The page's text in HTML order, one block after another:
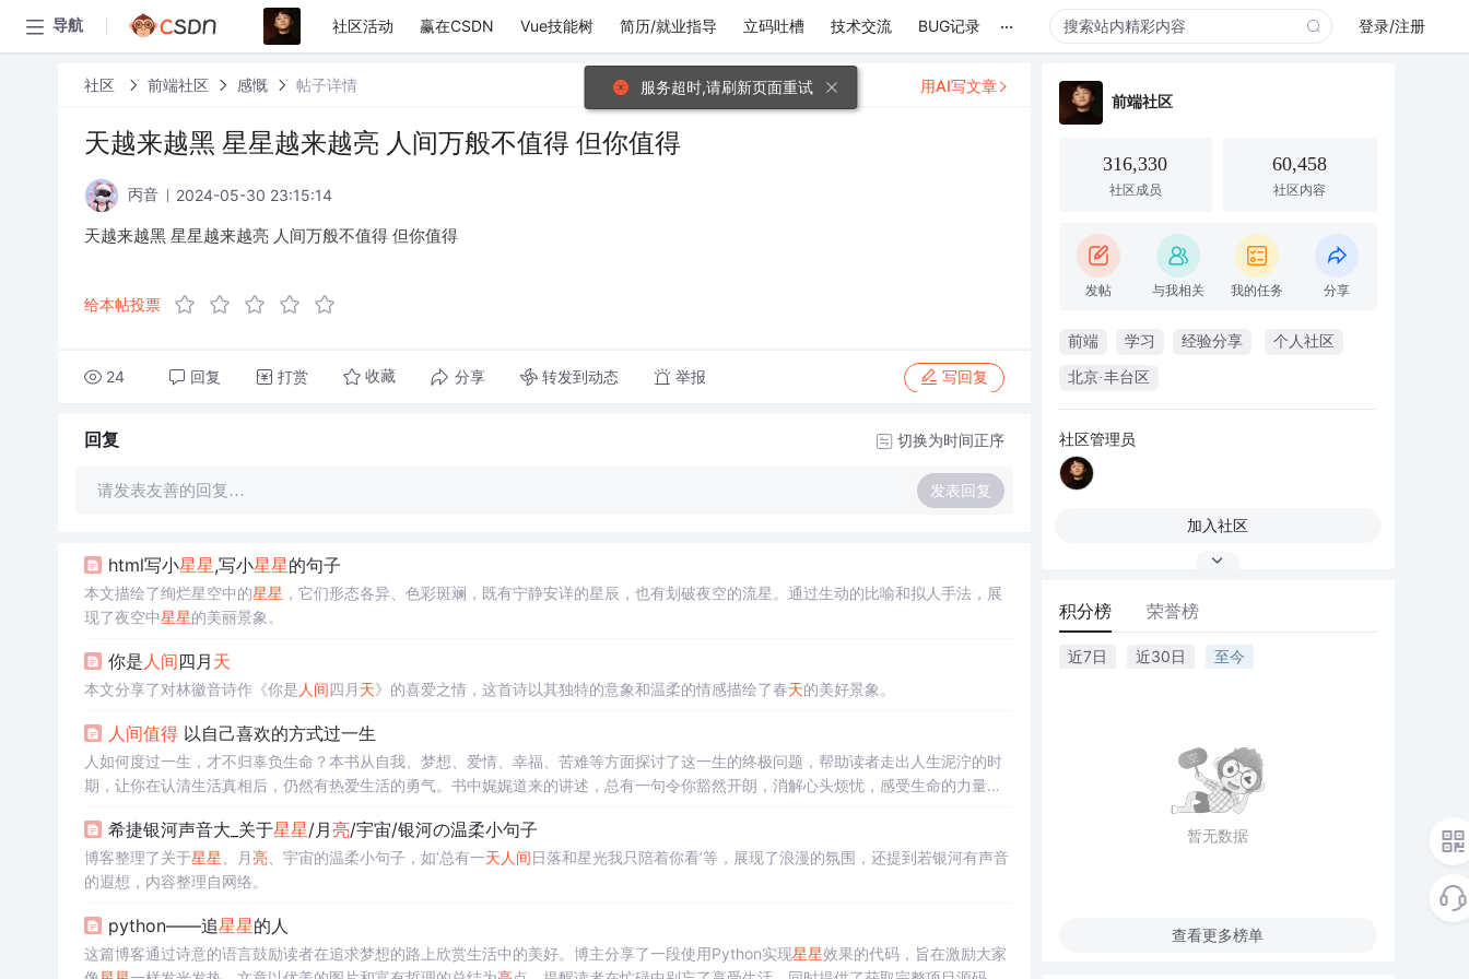
导航 社区活动 赢在CSDN Vue技能树 简历/就业指导 立码吐槽 技术交流 BUG记录 ... 登录/注册
社区 前端社区 感慨 帖子详情
天越来越黑 星星越来越亮 人间万般不值得 但你值得
丙音 2024-05-30 23:15:14
天越来越黑 星星越来越亮 人间万般不值得 但你值得
给本帖投票
24 回复 打赏 收藏 分享 转发到动态 举报 写回复
用AI写文章
回复 切换为时间正序
请发表友善的回复… 发表回复
html写小星星,写小星星的句子
本文描绘了绚烂星空中的星星 ，它们形态各异、色彩斑斓，既有宁静安详的星辰，也有划破夜空的流星。通过生动的比喻和拟人手法，展
现了夜空中星星的美丽景象。
你是人间四月 天
本文分享了对林徽音诗作《你是 人间四月 天》的喜爱之情，这首诗以其独特的意象和温柔的情感描绘了春天的美好景象。
人间值得以自己喜欢的方式过一生
人如何度过一生，才不归辜负生命？本书从自我、梦想、爱情、幸福、苦难等方面探讨了这一生的终极问题，帮助读者走出人生泥泞的时
期，让你在认清生活真相后，仍然有热爱生活的勇气。书中娓娓道来的讲述，总有一句令你豁然开朗，消解心头烦忧，感受生命的力量，
希捷银河声音大_关于星星/月亮/宇宙/银河の温柔小句子
博客整理了关于星星 、月亮、宇宙的温柔小句子，如‘总有一天 人间日落和星光我只陪着你看’等，展现了浪漫的氛围，还提到若银河有声音
的遐想，内容整理自网络。
python——追星星的人
这篇博客通过诗意的语言鼓励读者在追求梦想的路上欣赏生活中的美好。博主分享了一段使用Python实现星星效果的代码，旨在激励大家
前端社区
316,330
社区成员
60,458
社区内容
发帖 与我相关 我的任务 分享
前端 学习 经验分享 个人社区
北京·丰台区
社区管理员
加入社区
积分榜 荣誉榜
近7日 近30日 至今
暂无数据
查看更多榜单
服务超时,请刷新页面重试